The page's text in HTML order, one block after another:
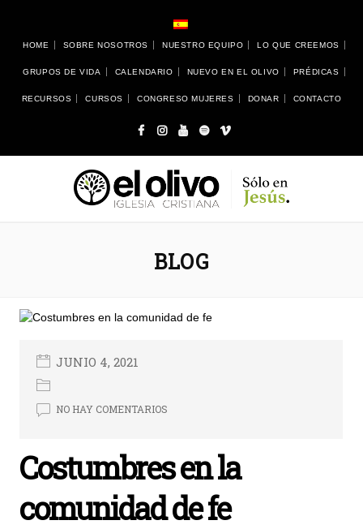
HOME SOBRE NOSOTROS NUESTRO EQUIPO LO QUE CREEMOS
GRUPOS DE VIDA CALENDARIO NUEVO EN EL OLIVO PRÉDICAS
RECURSOS CURSOS CONGRESO MUJERES DONAR CONTACTO
BLOG
JUNIO 4, 2021
NO HAY COMENTARIOS
Costumbres en la
comunidad de fe